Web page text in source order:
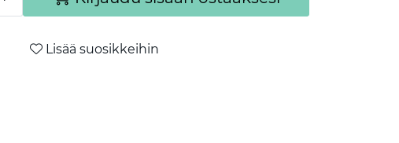
Lisää suosikkeihin